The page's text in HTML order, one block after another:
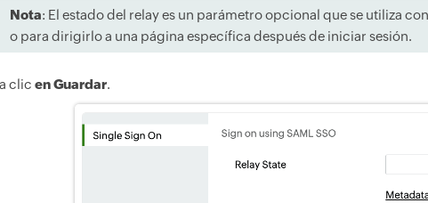
Nota: El estado del relay es un parámetro opcional que se utiliza
o para dirigirlo a una página específica después de iniciar sesión.
clic en Guardar.